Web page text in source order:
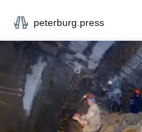
peterburg.press